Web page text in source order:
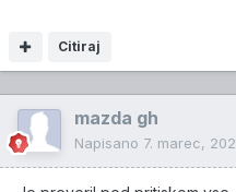
Citiraj
mazda gh
Napisano 7. marec,